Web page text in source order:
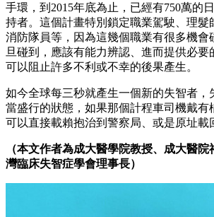
手環，到2015年底為止，已經有750萬的
持者。這個計畫特別鎖定職業駕駛、理髮
消防隊員等，因為這幾個職業有很多機會
旦碰到，應該有能力辨認、進而提供必要
可以阻止許多不利或不幸的後果產生。
如今全球每三秒就產生一個新的失智者，
當盛行的狀態，如果那個計程車司機戴有
可以直接載賴抱治到警察局、或是原址載
（本文作者為成大醫學院教授、成大醫
灣臨床失智症學會理事長）